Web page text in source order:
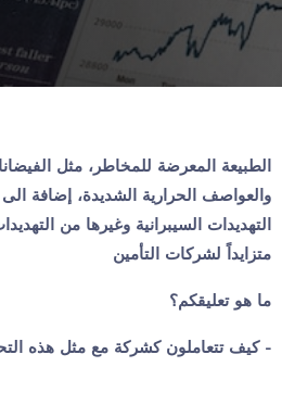
الطبيعة المعرضة للمخاطر، مثل
والعواصف الحرارية الشديدة، إضافة
التهديدات السيبرانية وغيرها من
متزايداً لشركات التأمين
ما هو تعليقكم؟
كيف تتعاملون كشركة مع مثل هذه التحديات؟ -